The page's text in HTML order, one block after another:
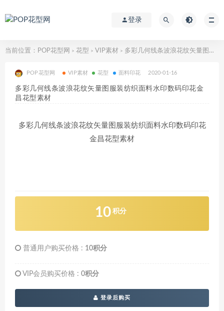
登录
当前位置： POP花型网 > 花型 > VIP素材 > 多彩几何线条波浪花纹矢量图服装纺织面料水印数码印花金昌花型素材
POP花型网 VIP素材 花型 面料印花 2020-01-16
多彩几何线条波浪花纹矢量图服装纺织面料水印数码印花金
昌花型素材
多彩几何线条波浪花纹矢量图服装纺织面料水印数码印花
金昌花型素材
10 积分
普通用户购买价格 : 10积分
VIP会员购买价格 : 0积分
登录后购买